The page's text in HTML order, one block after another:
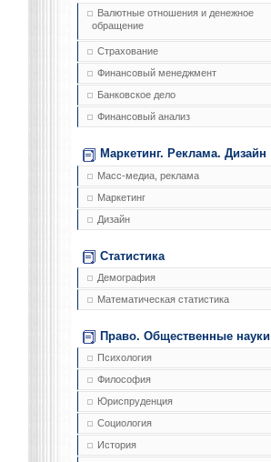
Валютные отношения и денежное
обращение
Страхование
Финансовый менеджмент
Банковское дело
Финансовый анализ
Маркетинг. Реклама. Дизайн
Масс-медиа, реклама
Маркетинг
Дизайн
Статистика
Демография
Математическая статистика
Право. Общественные науки
Психология
Философия
Юриспруденция
Социология
История